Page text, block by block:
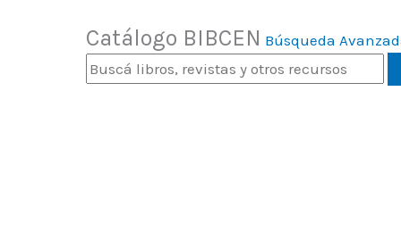
Catálogo BIBCEN Búsqueda